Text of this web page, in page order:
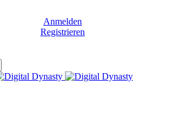
Anmelden
Registrieren